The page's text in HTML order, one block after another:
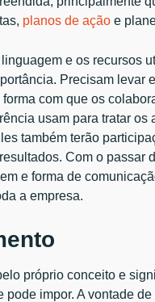
planos de ação e
e os recursos
Precisam levar
com que os
usam para tratar os
também terão
Com o passar
e forma de
a empresa.
próprio conceito e
pode impor. A vontade de